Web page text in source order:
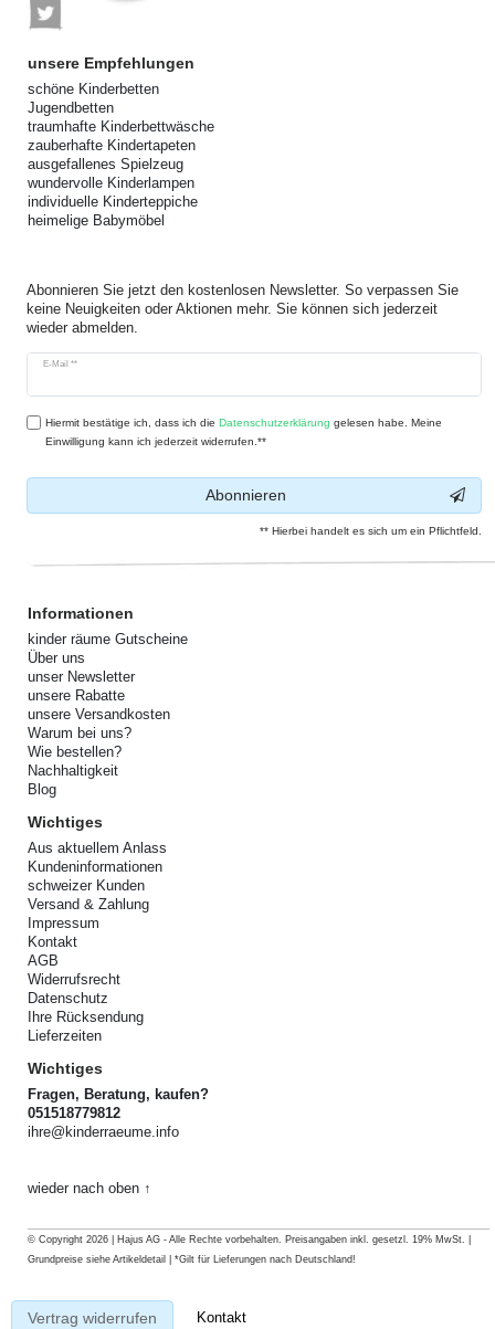
unsere Empfehlungen
schöne Kinderbetten
Jugendbetten
traumhafte Kinderbettwäsche
zauberhafte Kindertapeten
ausgefallenes Spielzeug
wundervolle Kinderlampen
individuelle Kinderteppiche
heimelige Babymöbel
Abonnieren Sie jetzt den kostenlosen Newsletter. So verpassen Sie
keine Neuigkeiten oder Aktionen mehr. Sie können sich jederzeit
wieder abmelden.
E-Mail **
Newsletter
Hiermit bestätige ich, dass ich dieDaten­schutz­erklärung gelesen habe. Meine
Einwilligung kann ich jederzeit widerrufen.**
Abonnieren
** Hierbei handelt es sich um ein Pflichtfeld.
Informationen
kinder räume Gutscheine
Über uns
unser Newsletter
unsere Rabatte
unsere Versandkosten
Warum bei uns?
Wie bestellen?
Nachhaltigkeit
Blog
Wichtiges
Aus aktuellem Anlass
Kundeninformationen
schweizer Kunden
Versand & Zahlung
Impressum
Kontakt
AGB
Widerrufsrecht
Datenschutz
Ihre Rücksendung
Lieferzeiten
Wichtiges
Fragen, Beratung, kaufen?
051518779812
ihre@kinderraeume.info
wieder nach oben ↑
© Copyright 2026 | Hajus AG - Alle Rechte vorbehalten. Preisangaben inkl. gesetzl. 19% MwSt. |
Grundpreise siehe Artikeldetail | *Gilt für Lieferungen nach Deutschland!
Vertrag widerrufen Kontakt